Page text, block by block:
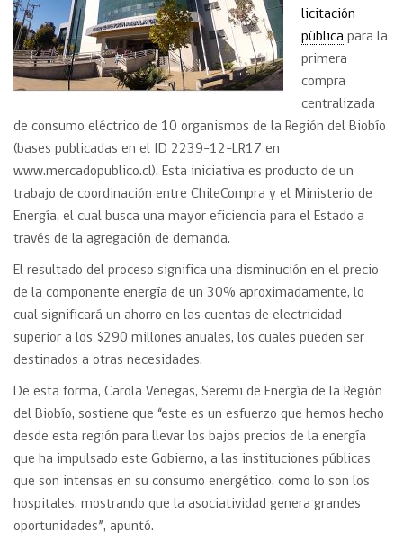
licitación
pública para la
primera
compra
centralizada
de consumo eléctrico de 10 organismos de la Región del Biobío
(bases publicadas en el ID 2239-12-LR17 en
www.mercadopublico.cl). Esta iniciativa es producto de un
trabajo de coordinación entre ChileCompra y el Ministerio de
Energía, el cual busca una mayor eficiencia para el Estado a
través de la agregación de demanda.
El resultado del proceso significa una disminución en el precio
de la componente energía de un 30% aproximadamente, lo
cual significará un ahorro en las cuentas de electricidad
superior a los $290 millones anuales, los cuales pueden ser
destinados a otras necesidades.
De esta forma, Carola Venegas, Seremi de Energía de la Región
del Biobío, sostiene que “este es un esfuerzo que hemos hecho
desde esta región para llevar los bajos precios de la energía
que ha impulsado este Gobierno, a las instituciones públicas
que son intensas en su consumo energético, como lo son los
hospitales, mostrando que la asociatividad genera grandes
oportunidades”, apuntó.